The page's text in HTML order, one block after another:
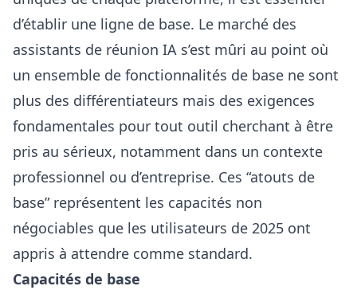
d’établir une ligne de base. Le marché des
assistants de réunion IA s’est mûri au point où
un ensemble de fonctionnalités de base ne sont
plus des différentiateurs mais des exigences
fondamentales pour tout outil cherchant à être
pris au sérieux, notamment dans un contexte
professionnel ou d’entreprise. Ces “atouts de
base” représentent les capacités non
négociables que les utilisateurs de 2025 ont
appris à attendre comme standard.
Capacités de base